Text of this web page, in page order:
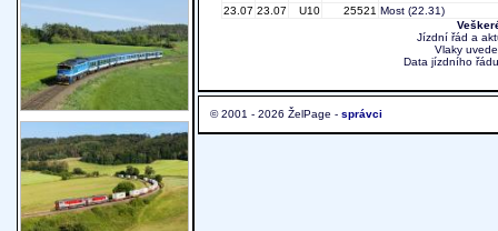
23.07 23.07 U10 25521 Most (22.31)
Jízdní řád a
Vlaky
Data jízdního
© 2001 - 2026 ŽelPage - správci